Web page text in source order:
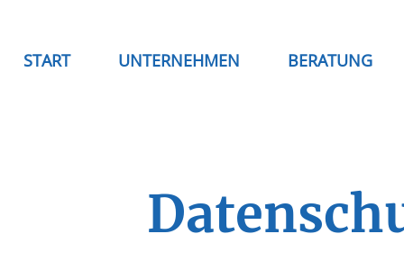
START UNTERNEHMEN BERATUNG